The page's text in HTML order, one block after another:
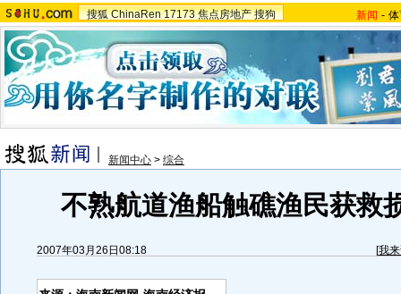
搜狐 ChinaRen 17173 焦点房地产 搜狗 新闻 -
新闻中心 > 综合
不熟航道渔船触礁渔民获救
2007年03月26日08:18 [我